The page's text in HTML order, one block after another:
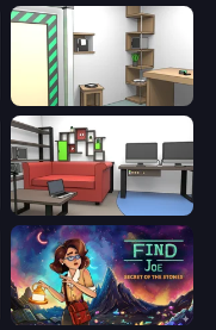
Machine Room Escape
Video Studio Escape
Find Joe: Secret of The Stones